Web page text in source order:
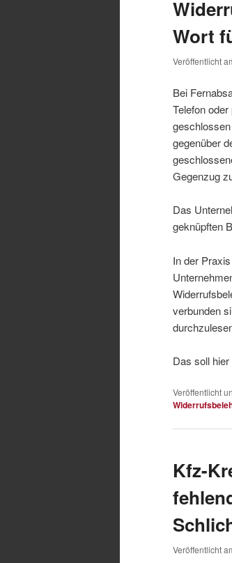
Wort
Veröffentlicht
Bei
Telefon
gegenüber
Gegenzug
Das
geknüpften
In der
verbunden
Das soll
Veröffentlicht
Kfz-
Veröffentlicht